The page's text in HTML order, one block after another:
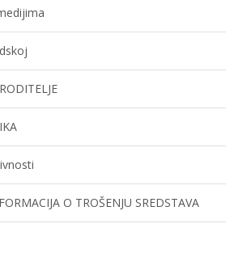
O TROŠENJU SREDSTAVA